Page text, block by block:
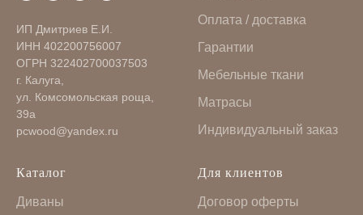
ИП Дмитриев Е.И.
ИНН 402200756007
ОГРН 322402700037503
г. Калуга,
ул. Комсомольская роща,
39а
pcwood@yandex.ru
Оплата / доставка
Гарантии
Мебельные ткани
Матрасы
Индивидуальный заказ
Каталог
Диваны
Для клиентов
Договор оферты